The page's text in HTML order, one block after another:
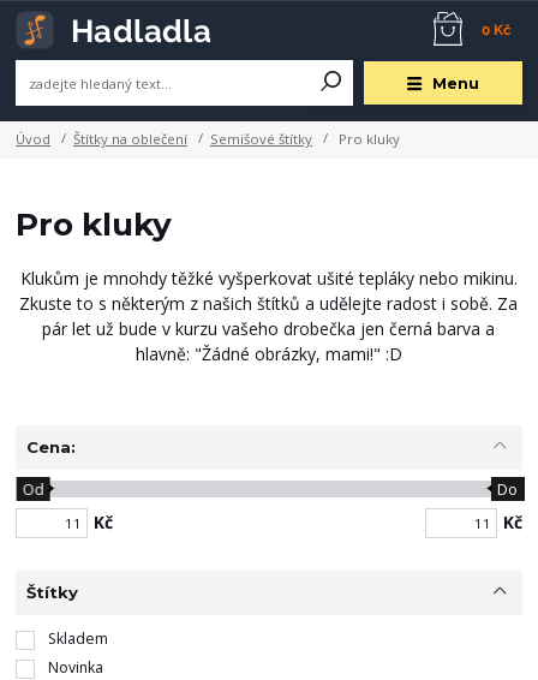
Menu
0 Kč
Úvod Štítky na oblečení Semišové štítky Pro kluky
Pro kluky
Klukům je mnohdy těžké vyšperkovat ušité tepláky nebo mikinu.
Zkuste to s některým z našich štítků a udělejte radost i sobě. Za
pár let už bude v kurzu vašeho drobečka jen černá barva a
hlavně: "Žádné obrázky, mami!" :D
Cena:
Kč
Od Do
Kč
Štítky
Skladem
Novinka